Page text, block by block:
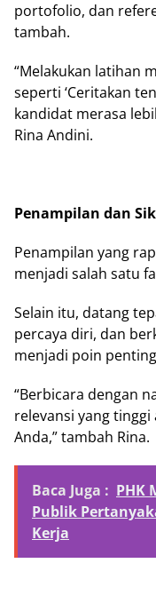
portofolio, dan
tambah.
“Melakukan latihan
seperti ‘Ceritakan
kandidat merasa
Rina Andini.
Penampilan dan
Penampilan yang
menjadi salah satu
Selain itu, datang
percaya diri, dan
menjadi poin
“Berbicara dengan
relevansi yang
Anda,” tambah Rina.
Baca Juga : PHK
Publik
Kerja